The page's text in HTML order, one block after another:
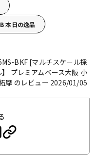
本日の逸品
BKF [マルチスケール採
プレミアムベース大阪 小
のレビュー 2026/01/05